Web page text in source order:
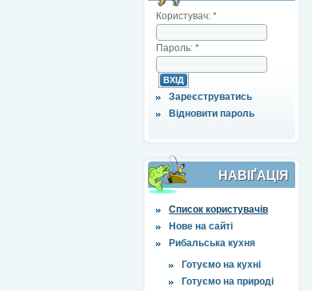
Користувач: *
Пароль: *
Зареєструватись
Відновити пароль
НАВІҐАЦІЯ
Список користувачів
Нове на сайті
Рибальська кухня
Готуємо на кухні
Готуємо на природі